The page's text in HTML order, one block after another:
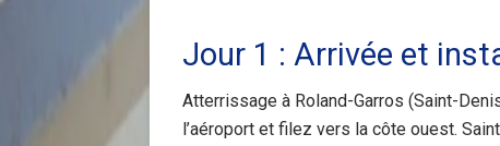
Jour 1 : Arrivée et
Atterrissage à Roland-Garros (Saint-
l’aéroport et filez vers la côte ouest.